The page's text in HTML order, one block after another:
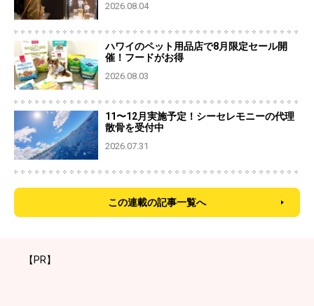
2026.08.04
ハワイのペット用品店で8月限定セール開
催！フードがお得
2026.08.03
11〜12月実施予定！シーセレモニーの代理
散骨を受付中
2026.07.31
この連載の記事一覧へ
【PR】